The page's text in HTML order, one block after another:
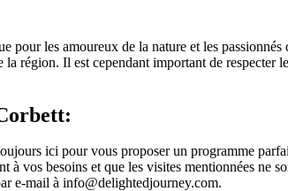
pour les amoureux de la nature et les
région. Il est cependant important de respecter
ici pour vous proposer un programme
à vos besoins et que les visites mentionnées ne
e-mail à info@delightedjourney.com.